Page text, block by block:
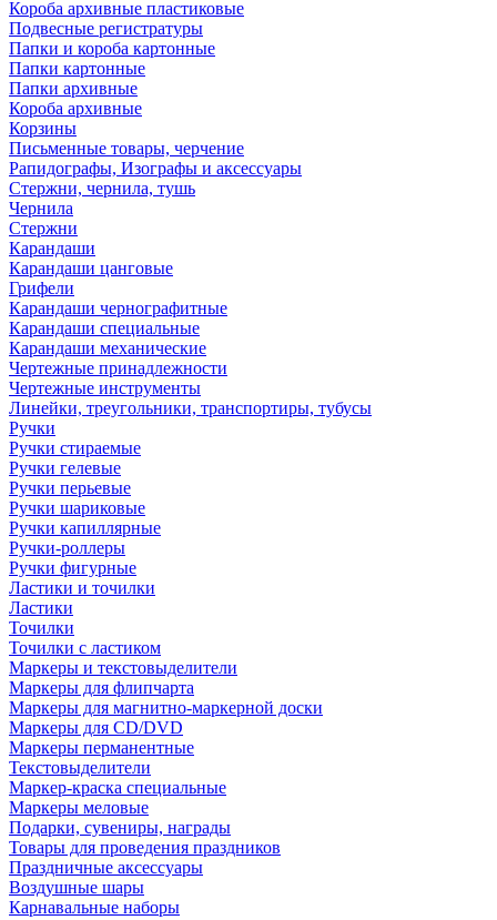
Короба архивные пластиковые
Подвесные регистратуры
Папки и короба картонные
Папки картонные
Папки архивные
Короба архивные
Корзины
Письменные товары, черчение
Рапидографы, Изографы и аксессуары
Стержни, чернила, тушь
Чернила
Стержни
Карандаши
Карандаши цанговые
Грифели
Карандаши чернографитные
Карандаши специальные
Карандаши механические
Чертежные принадлежности
Чертежные инструменты
Линейки, треугольники, транспортиры, тубусы
Ручки
Ручки стираемые
Ручки гелевые
Ручки перьевые
Ручки шариковые
Ручки капиллярные
Ручки-роллеры
Ручки фигурные
Ластики и точилки
Ластики
Точилки
Точилки с ластиком
Маркеры и текстовыделители
Маркеры для флипчарта
Маркеры для магнитно-маркерной доски
Маркеры для CD/DVD
Маркеры перманентные
Текстовыделители
Маркер-краска специальные
Маркеры меловые
Подарки, сувениры, награды
Товары для проведения праздников
Праздничные аксессуары
Воздушные шары
Карнавальные наборы